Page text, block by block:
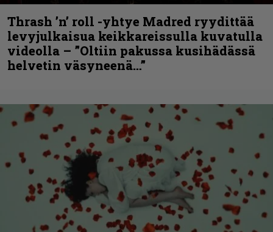
Thrash ’n’ roll -yhtye Madred ryydittää
levyjulkaisua keikkareissulla kuvatulla
videolla – ”Oltiin pakussa kusihädässä
helvetin väsyneenä…”